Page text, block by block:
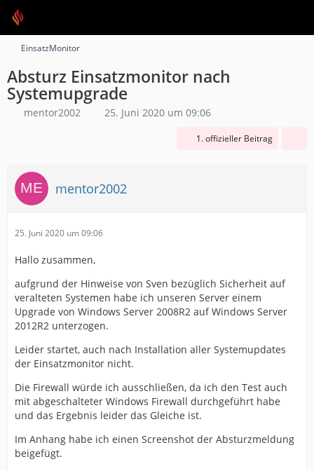
EinsatzMonitor
Absturz Einsatzmonitor nach
Systemupgrade
mentor2002 25. Juni 2020 um 09:06
1. offizieller Beitrag
mentor2002
25. Juni 2020 um 09:06
Hallo zusammen,
aufgrund der Hinweise von Sven bezüglich Sicherheit auf
veralteten Systemen habe ich unseren Server einem
Upgrade von Windows Server 2008R2 auf Windows Server
2012R2 unterzogen.
Leider startet, auch nach Installation aller Systemupdates
der Einsatzmonitor nicht.
Die Firewall würde ich ausschließen, da ich den Test auch
mit abgeschalteter Windows Firewall durchgeführt habe
und das Ergebnis leider das Gleiche ist.
Im Anhang habe ich einen Screenshot der Absturzmeldung
beigefügt.